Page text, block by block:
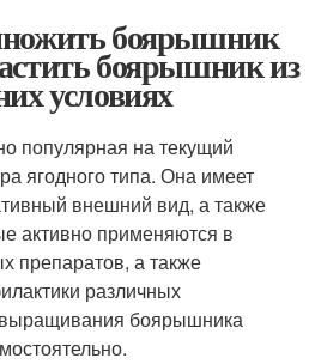
боярышник
боярышник из
условиях
популярная на текущий
ягодного типа. Она имеет
внешний вид, а также
активно применяются в
препаратов, а также
различных
боярышника